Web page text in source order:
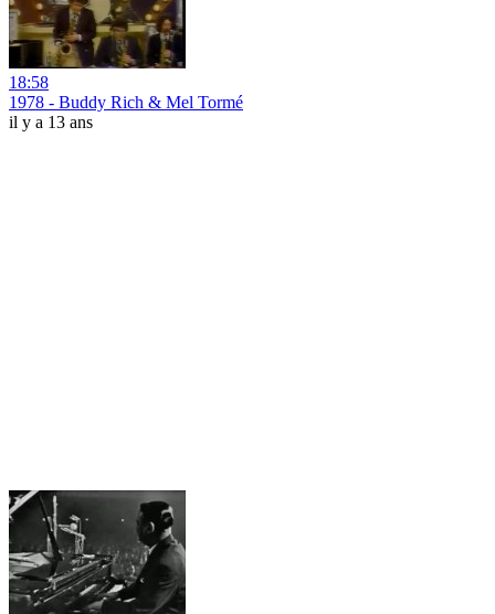
18:58
1978 - Buddy Rich & Mel Tormé
il y a 13 ans